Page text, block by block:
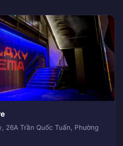
26A Trần Quốc Tuấn, Phường